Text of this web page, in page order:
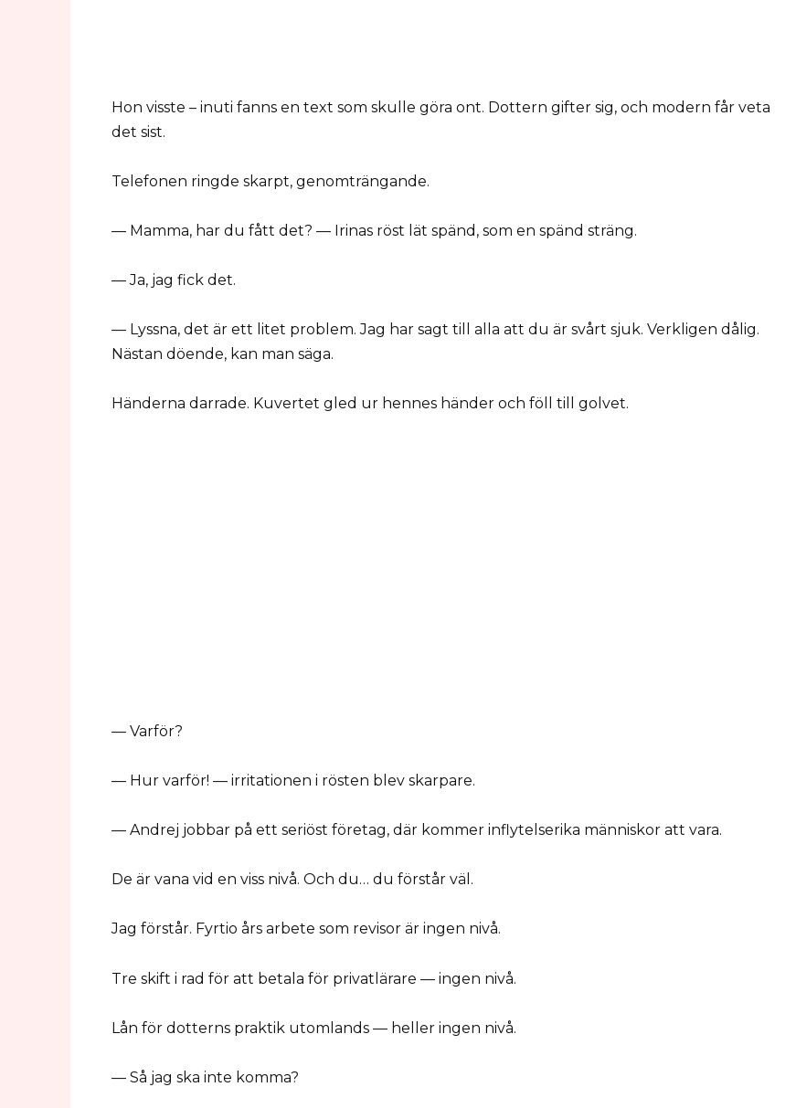
Hon visste – inuti fanns en text som skulle göra ont. Dottern gifter sig, och modern får veta
det sist.
Telefonen ringde skarpt, genomträngande.
— Mamma, har du fått det? — Irinas röst lät spänd, som en spänd sträng.
— Ja, jag fick det.
— Lyssna, det är ett litet problem. Jag har sagt till alla att du är svårt sjuk. Verkligen dålig.
Nästan döende, kan man säga.
Händerna darrade. Kuvertet gled ur hennes händer och föll till golvet.
— Varför?
— Hur varför! — irritationen i rösten blev skarpare.
— Andrej jobbar på ett seriöst företag, där kommer inflytelserika människor att vara.
De är vana vid en viss nivå. Och du… du förstår väl.
Jag förstår. Fyrtio års arbete som revisor är ingen nivå.
Tre skift i rad för att betala för privatlärare — ingen nivå.
Lån för dotterns praktik utomlands — heller ingen nivå.
— Så jag ska inte komma?